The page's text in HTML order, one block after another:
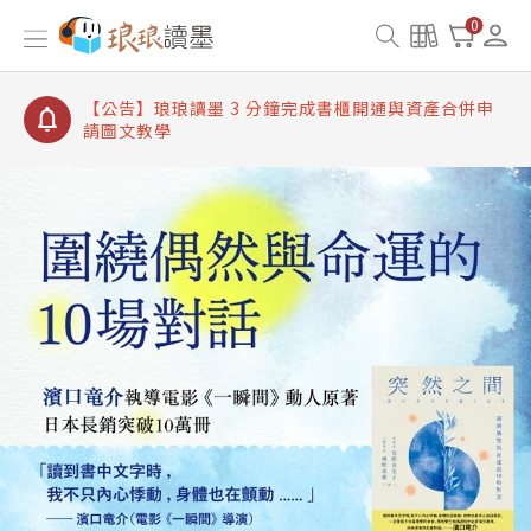
0
【公告】琅琅讀墨書櫃開通常見問題
【公告】琅琅讀墨 3 分鐘完成書櫃開通與資產合併申
【公告】琅琅書店服務升級重要說明及資產合併結果
查詢
【公告】琅琅讀墨數位閱讀資產合併與書櫃開通申請